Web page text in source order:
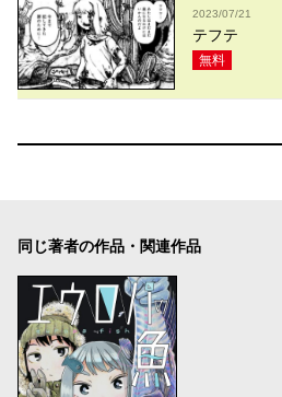
2023/07/21
テフテ
無料
同じ著者の作品・関連作品